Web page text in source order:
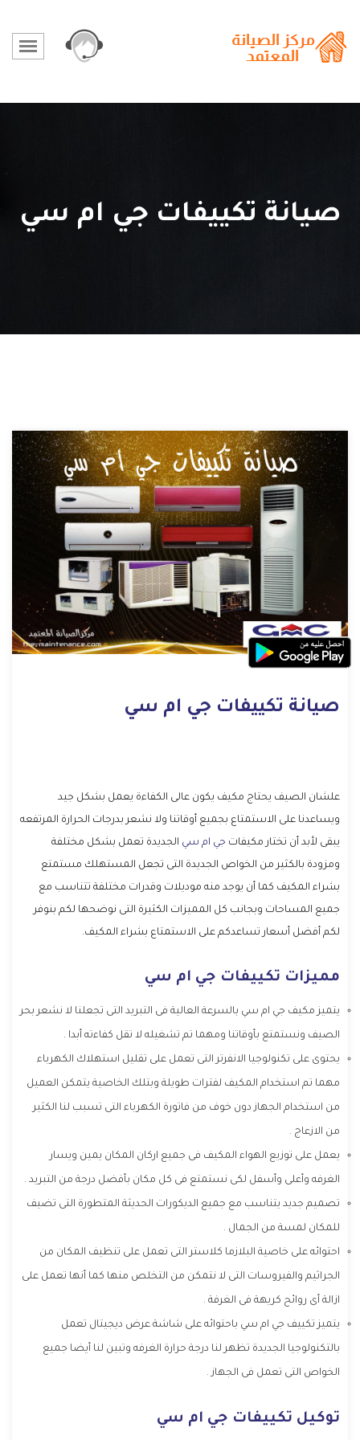
صيانة تكييفات جي ام سي
صيانة تكييفات جي ام سي
علشان الصيف يحتاج مكيف يكون عالى الكفاءة يعمل بشكل جيد
ويساعدنا على الاستمتاع بجميع أوقاتنا ولا نشعر بدرجات الحرارة المرتفعه
يبقى لأبد أن تختار مكيفات جي ام سي الجديدة تعمل بشكل مختلفة
ومزودة بالكثير من الخواص الجديدة التى تجعل المستهلك مستمتع
بشراء المكيف كما أن يوجد منه موديلات وقدرات مختلفة تتناسب مع
جميع المساحات وبجانب كل المميزات الكثيرة التى نوضحها لكم بنوفر
لكم أفضل أسعار تساعدكم على الاستمتاع بشراء المكيف.
مميزات تكييفات جي ام سي
يتميز مكيف جي ام سي بالسرعة العالية فى التبريد التى تجعلنا لا نشعر بحر
الصيف ونستمتع بأوقاتنا ومهما تم تشغيله لا تقل كفاءته أبدا .
يحتوى على تكنولوجيا الانفرتر التى تعمل على تقليل استهلاك الكهرباء
مهما تم استخدام المكيف لفترات طويلة وبتلك الخاصية يتمكن العميل
من استخدام الجهاز دون خوف من فاتورة الكهرباء التى تسبب لنا الكثير
من الازعاج .
يعمل على توزيع الهواء المكيف فى جميع اركان المكان يمين ويسار
الغرفه وأعلى وأسفل لكى نستمتع فى كل مكان بأفضل درجة من التبريد .
تصميم جديد يتناسب مع جميع الديكورات الحديثة المتطورة التى تضيف
للمكان لمسة من الجمال .
احتوائه على خاصية البلازما كلاستر التى تعمل على تنظيف المكان من
الجراثيم والفيروسات التى لا نتمكن من التخلص منها كما أنها تعمل على
ازالة أى روائح كريهة فى الغرفة .
يتميز تكييف جي ام سي باحتوائه على شاشة عرض ديجيتال تعمل
بالتكنولوجيا الجديدة تظهر لنا درجة حرارة الغرفه وتبين لنا أيضا جميع
الخواص التى تعمل فى الجهاز .
توكيل تكييفات جي ام سي